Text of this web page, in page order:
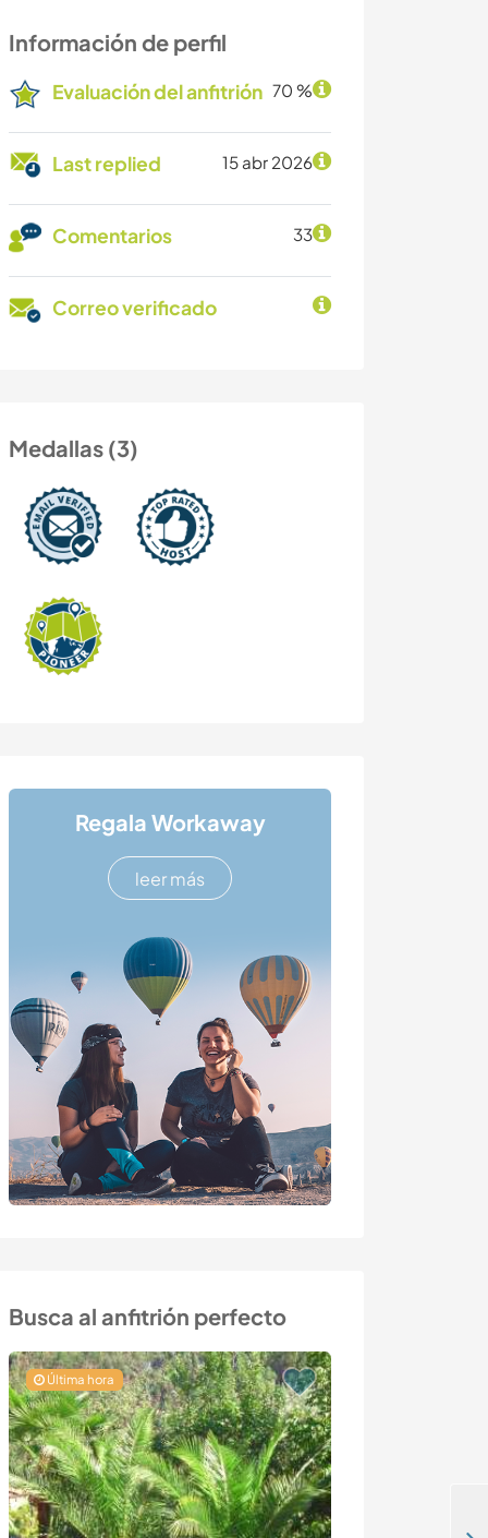
Información de perfil
Evaluación del anfitrión 70 %
Last replied 15 abr 2026
Comentarios 33
Correo verificado
Medallas (3)
Regala Workaway
leer más
Busca al anfitrión perfecto
Última hora